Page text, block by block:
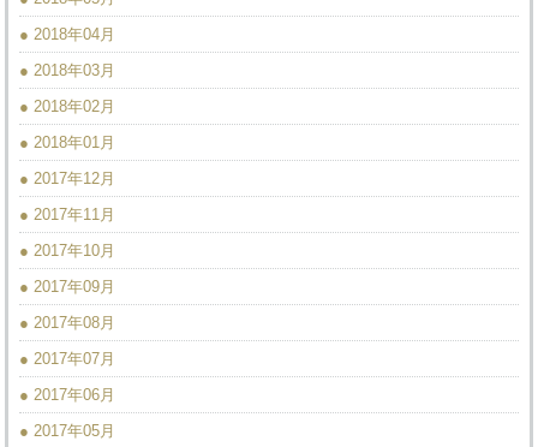
● 2018年04月
● 2018年03月
● 2018年02月
● 2018年01月
● 2017年12月
● 2017年11月
● 2017年10月
● 2017年09月
● 2017年08月
● 2017年07月
● 2017年06月
● 2017年05月